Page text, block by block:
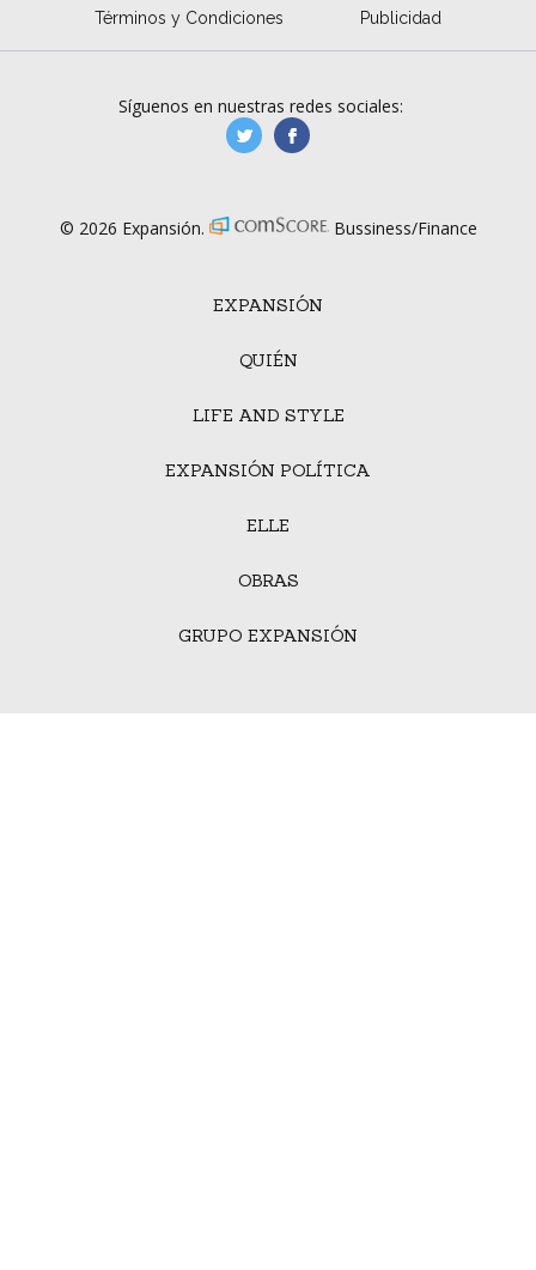
Términos y Condiciones Publicidad
EXPANSIÓN
QUIÉN
LIFE AND STYLE
EXPANSIÓN POLÍTICA
ELLE
OBRAS
GRUPO EXPANSIÓN
Síguenos en nuestras redes sociales:
manufacturaGE
© 2026 Expansión. Bussiness/Finance